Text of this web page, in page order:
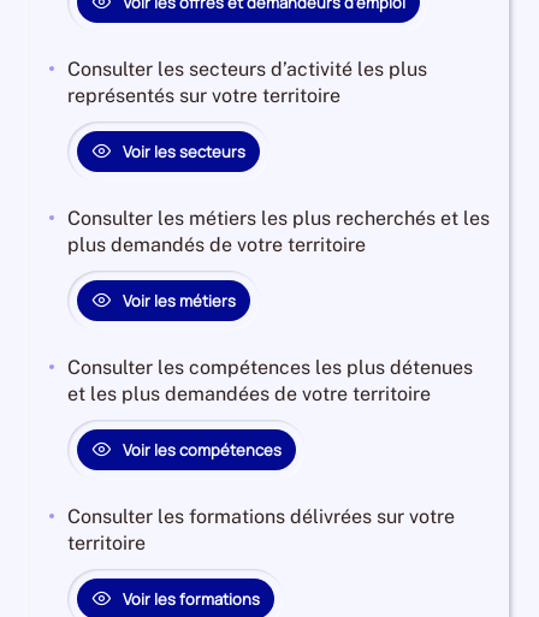
Consulter les secteurs d’activité les plus
représentés sur votre territoire
Voir les secteurs
Consulter les métiers les plus recherchés et les
plus demandés de votre territoire
Voir les métiers
Consulter les compétences les plus détenues
et les plus demandées de votre territoire
Voir les compétences
Consulter les formations délivrées sur votre
territoire
Voir les formations